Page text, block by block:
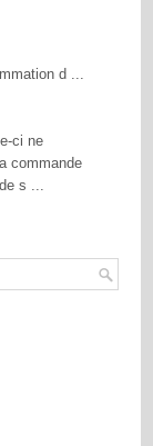
d ...
ci ne
commande
s ...